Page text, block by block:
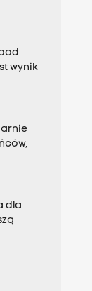
wynik
dla